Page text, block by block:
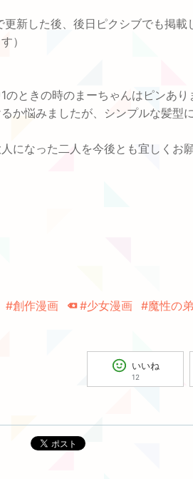
更新した後、後日ピクシブでも掲
）
のときの時のまーちゃんはピンあり
か悩みましたが、シンプルな髪型
になった二人を今後とも宜しくお
#創作漫画 #少女漫画 #魔性の弟
いいね
12
ポスト